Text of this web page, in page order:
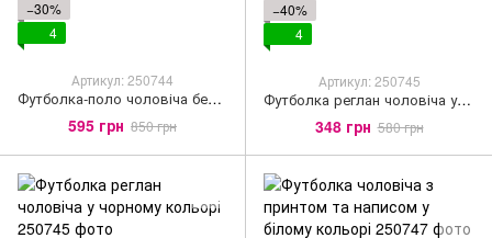
−30%
4
Артикул: 250744
Футболка-поло чоловіча без гудзиків сіро-блакитного кольору
595 грн 850 грн
−40%
4
Артикул: 250745
Футболка реглан чоловіча у сіро-блакитному кольорі
348 грн 580 грн